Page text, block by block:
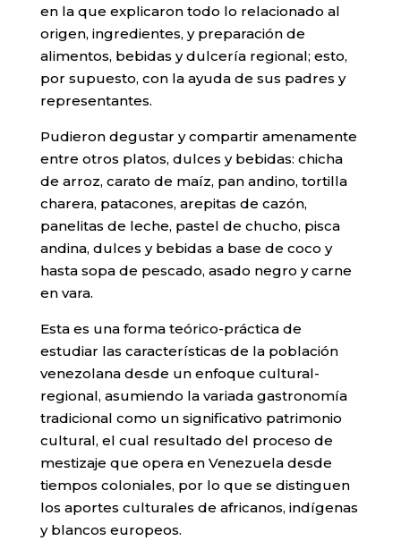
en la que explicaron todo lo relacionado al
origen, ingredientes, y preparación de
alimentos, bebidas y dulcería regional; esto,
por supuesto, con la ayuda de sus padres y
representantes.
Pudieron degustar y compartir amenamente
entre otros platos, dulces y bebidas: chicha
de arroz, carato de maíz, pan andino, tortilla
charera, patacones, arepitas de cazón,
panelitas de leche, pastel de chucho, pisca
andina, dulces y bebidas a base de coco y
hasta sopa de pescado, asado negro y carne
en vara.
Esta es una forma teórico-práctica de
estudiar las características de la población
venezolana desde un enfoque cultural-
regional, asumiendo la variada gastronomía
tradicional como un significativo patrimonio
cultural, el cual resultado del proceso de
mestizaje que opera en Venezuela desde
tiempos coloniales, por lo que se distinguen
los aportes culturales de africanos, indígenas
y blancos europeos.